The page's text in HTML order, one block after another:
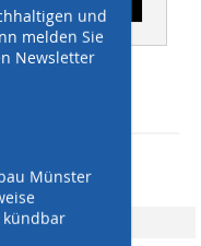
und
melden Sie
Newsletter
Münster
kündbar